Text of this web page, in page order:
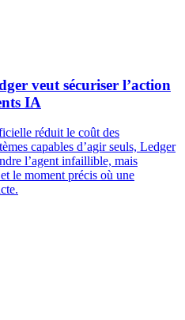
veut sécuriser l’action
IA
réduit le coût des
capables d’agir seuls, Ledger
l’agent infaillible, mais
le moment précis où une